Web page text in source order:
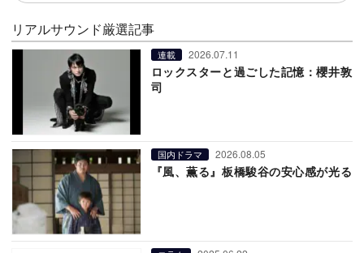
リアルサウンド厳選記事
連載 2026.07.11
ロックスターと過ごした記憶：櫻井敦
司
国内ドラマ 2026.08.05
『風、薫る』板橋駿谷の安心感が光る